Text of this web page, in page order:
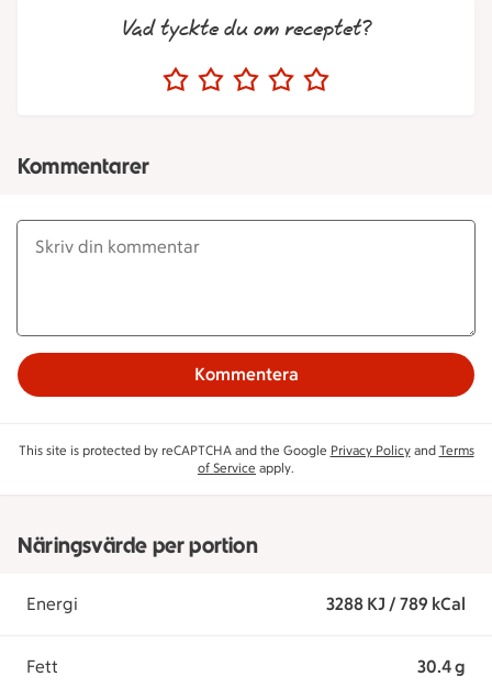
Vad tyckte du om receptet?
Kommentarer
Kommentera
This site is protected by reCAPTCHA and the Google Privacy Policyand Terms
of Service apply.
Näringsvärde per portion
Energi 3288 KJ / 789 kCal
Fett 30.4 g